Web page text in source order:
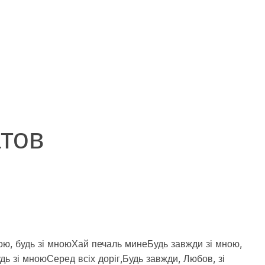
будь зі мноюХай печаль минеБудь завжди зі мною,
зі мноюСеред всіх доріг,Будь завжди, Любов, зі